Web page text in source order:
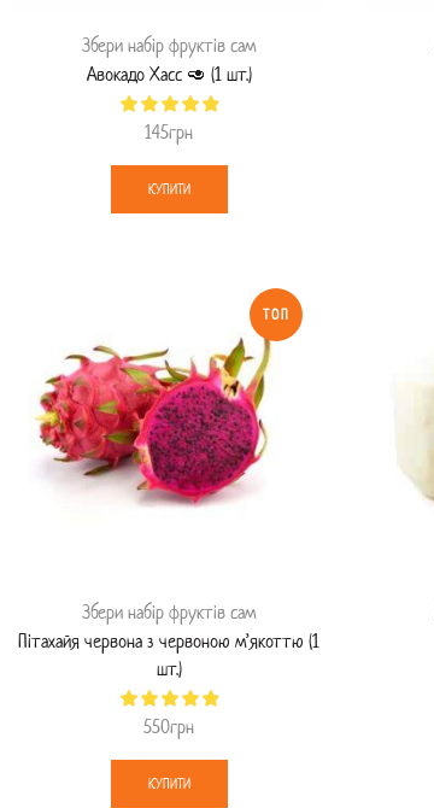
Збери набір фруктів сам
Авокадо Хасс 🥑 (1 шт.)
145грн
КУПИТИ
ТОП
Збери набір фруктів сам
Пітахайя червона з червоною м’якоттю (1
шт.)
550грн
КУПИТИ